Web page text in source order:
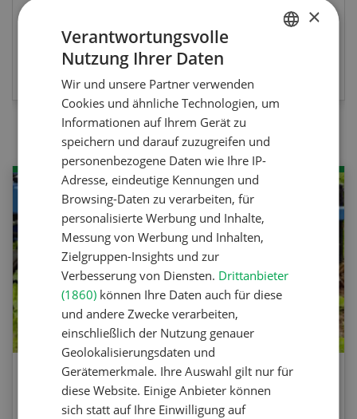
JETZT TEILNEHMEN
Agrar-Quiz: Mechanische
Unkrautbekämpfung
×
Verantwortungsvolle
Nutzung Ihrer Daten
Wir und unsere Partner verwenden
Cookies und ähnliche Technologien, um
Informationen auf Ihrem Gerät zu
speichern und darauf zuzugreifen und
personenbezogene Daten wie Ihre IP-
Adresse, eindeutige Kennungen und
Browsing-Daten zu verarbeiten, für
personalisierte Werbung und Inhalte,
Messung von Werbung und Inhalten,
Zielgruppen-Insights und zur
Verbesserung von Diensten. Drittanbieter
(1860) können Ihre Daten auch für diese
und andere Zwecke verarbeiten,
einschließlich der Nutzung genauer
Geolokalisierungsdaten und
Gerätemerkmale. Ihre Auswahl gilt nur für
diese Website. Einige Anbieter können
sich statt auf Ihre Einwilligung auf